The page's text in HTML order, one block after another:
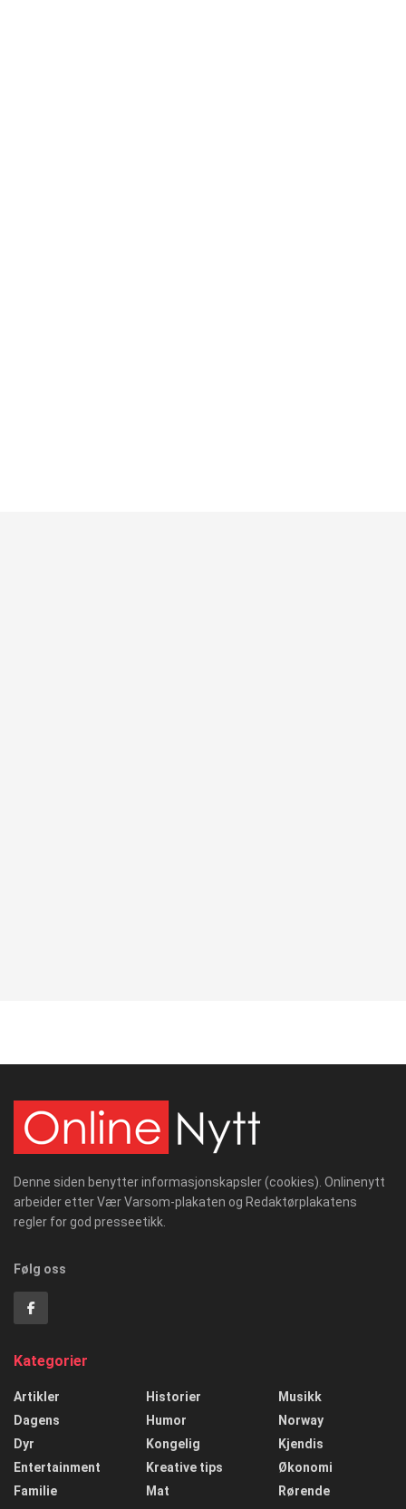
Denne siden benytter informasjonskapsler (cookies). Onlinenytt
arbeider etter Vær Varsom-plakaten og Redaktørplakatens
regler for god presseetikk.
Følg oss
Kategorier
Artikler
Dagens
Dyr
Entertainment
Familie
Historier
Humor
Kongelig
Kreative tips
Mat
Musikk
Norway
Kjendis
Økonomi
Rørende